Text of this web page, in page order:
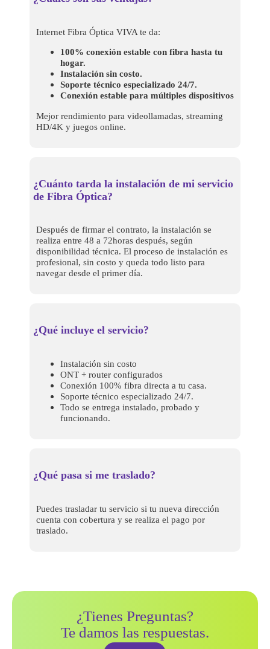
Internet Fibra Óptica VIVA te da:
100% conexión estable con fibra hasta tu
hogar.
Instalación sin costo.
Soporte técnico especializado 24/7.
Conexión estable para múltiples dispositivos
Mejor rendimiento para videollamadas, streaming
HD/4K y juegos online.
¿Cuánto tarda la instalación de mi servicio
de Fibra Óptica?
Después de firmar el contrato, la instalación se
realiza entre 48 a 72horas después, según
disponibilidad técnica. El proceso de instalación es
profesional, sin costo y queda todo listo para
navegar desde el primer día.
¿Qué incluye el servicio?
Instalación sin costo
ONT + router configurados
Conexión 100% fibra directa a tu casa.
Soporte técnico especializado 24/7.
Todo se entrega instalado, probado y
funcionando.
¿Qué pasa si me traslado?
Puedes trasladar tu servicio si tu nueva dirección
cuenta con cobertura y se realiza el pago por
traslado.
¿Tienes Preguntas?
Te damos las respuestas.